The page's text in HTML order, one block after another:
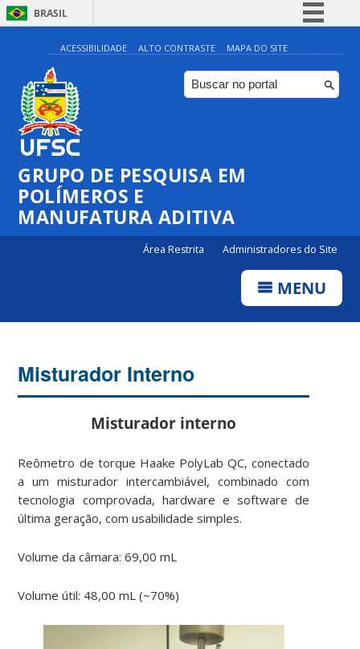
BRASIL
Simplifique!
Comunica BR
Participe
Canais
ACESSIBILIDADE ALTO CONTRASTE MAPA DO SITE
GRUPO DE PESQUISA EM
POLÍMEROS E
MANUFATURA ADITIVA
Área Restrita Administradores do Site
MENU
Misturador Interno
Misturador interno
Reômetro de torque Haake PolyLab QC, conectado
a um misturador intercambiável, combinado com
tecnologia comprovada, hardware e software de
última geração, com usabilidade simples.
Volume da câmara: 69,00 mL
Volume útil: 48,00 mL (~70%)